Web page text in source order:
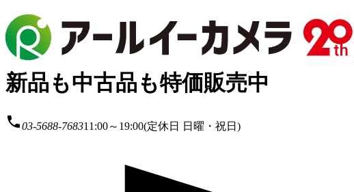
新品も中古品も特価販売中
local_phone03-5688-768311:00～19:00(定休日 日曜・祝日)